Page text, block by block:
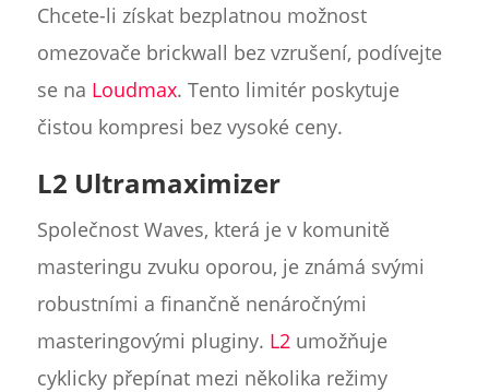
Chcete-li získat bezplatnou možnost
omezovače brickwall bez vzrušení, podívejte
se na Loudmax. Tento limitér poskytuje
čistou kompresi bez vysoké ceny.
L2 Ultramaximizer
Společnost Waves, která je v komunitě
masteringu zvuku oporou, je známá svými
robustními a finančně nenáročnými
masteringovými pluginy. L2umožňuje
cyklicky přepínat mezi několika režimy